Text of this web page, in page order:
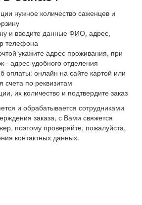
нужное количество саженцев и
и введите данные ФИО, адрес,
телефона
укажите адрес проживания, при
- адрес удобного отделения
оплаты: онлайн на сайте картой или
счета по реквизитам
их количество и подтвердите заказ
и обрабатывается сотрудниками
заказа, с Вами свяжется
поэтому проверяйте, пожалуйста,
контактных данных.